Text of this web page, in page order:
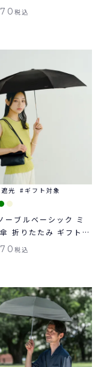
無料 ギフト対象
税込
光 ギフト対象
ーブルベーシック ミ
折りたたみ ギフト対
兼用 送料無料 Wpc.
税込